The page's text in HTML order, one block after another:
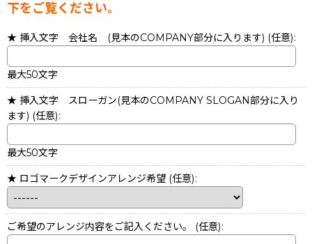
下をご覧ください。
★ 挿入文字 会社名 (見本のCOMPANY部分に入ります) (任意):
最大50文字
★ 挿入文字 スローガン(見本のCOMPANY SLOGAN部分に入り
ます) (任意):
最大50文字
★ ロゴマークデザインアレンジ希望 (任意):
ご希望のアレンジ内容をご記入ください。 (任意):